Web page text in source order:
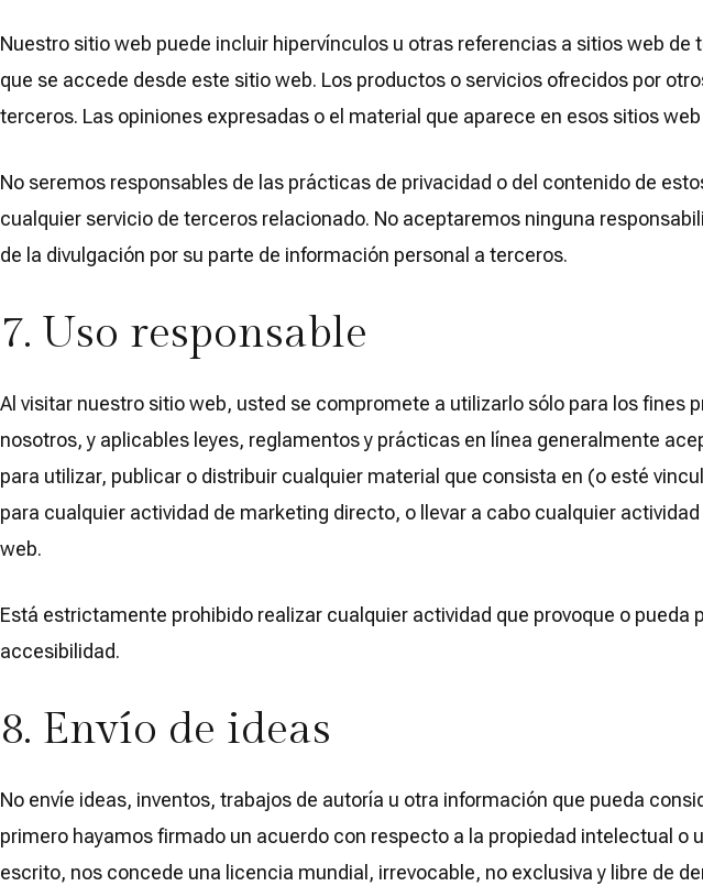
Nuestro sitio web puede incluir hipervínculos u otras referencias a sitios web
que se accede desde este sitio web. Los productos o servicios ofrecidos por
terceros. Las opiniones expresadas o el material que aparece en esos sitios
No seremos responsables de las prácticas de privacidad o del contenido de
cualquier servicio de terceros relacionado. No aceptaremos ninguna
de la divulgación por su parte de información personal a terceros.
7. Uso responsable
Al visitar nuestro sitio web, usted se compromete a utilizarlo sólo para los
nosotros, y aplicables leyes, reglamentos y prácticas en línea generalmente
para utilizar, publicar o distribuir cualquier material que consista en (o esté
para cualquier actividad de marketing directo, o llevar a cabo cualquier
web.
Está estrictamente prohibido realizar cualquier actividad que provoque o
accesibilidad.
8. Envío de ideas
No envíe ideas, inventos, trabajos de autoría u otra información que pueda
primero hayamos firmado un acuerdo con respecto a la propiedad intelectual
escrito, nos concede una licencia mundial, irrevocable, no exclusiva y libre de